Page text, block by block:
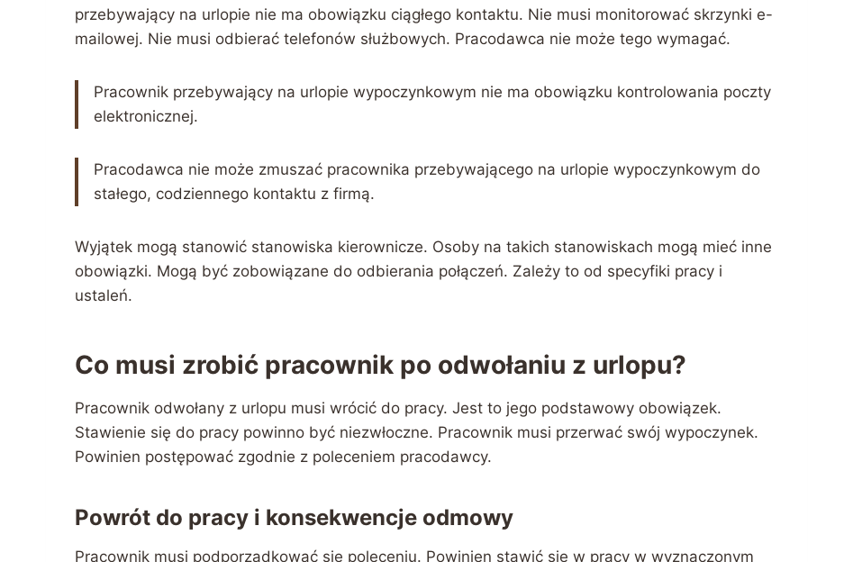
przebywający na urlopie nie ma obowiązku ciągłego kontaktu. Nie musi monitorować skrzynki e-
mailowej. Nie musi odbierać telefonów służbowych. Pracodawca nie może tego wymagać.
Pracownik przebywający na urlopie wypoczynkowym nie ma obowiązku kontrolowania poczty
elektronicznej.
Pracodawca nie może zmuszać pracownika przebywającego na urlopie wypoczynkowym do
stałego, codziennego kontaktu z firmą.
Wyjątek mogą stanowić stanowiska kierownicze. Osoby na takich stanowiskach mogą mieć inne
obowiązki. Mogą być zobowiązane do odbierania połączeń. Zależy to od specyfiki pracy i
ustaleń.
Co musi zrobić pracownik po odwołaniu z urlopu?
Pracownik odwołany z urlopu musi wrócić do pracy. Jest to jego podstawowy obowiązek.
Stawienie się do pracy powinno być niezwłoczne. Pracownik musi przerwać swój wypoczynek.
Powinien postępować zgodnie z poleceniem pracodawcy.
Powrót do pracy i konsekwencje odmowy
Pracownik musi podporządkować się poleceniu. Powinien stawić się w pracy w wyznaczonym